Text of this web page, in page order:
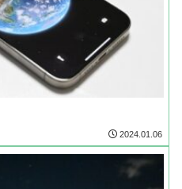
2024.01.06